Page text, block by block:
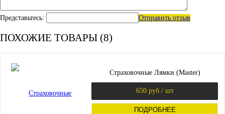
Представьтесь: Отправить отзыв
ПОХОЖИЕ ТОВАРЫ (8)
Страховочные Лямки (Master)
650 руб./ шт
ПОДРОБНЕЕ